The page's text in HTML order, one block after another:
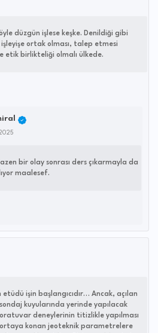
düzgün işlese keşke. Denildiği gibi
işleyişe ortak olması, talep etmesi
etik birlikteliği olmalı ülkede.
bir olay sonrası ders çıkarmayla da
maalesef.
işin başlangıcıdır… Ancak, açılan
kuyularında yerinde yapılacak
deneylerinin titizlikle yapılması
konan jeoteknik parametrelere